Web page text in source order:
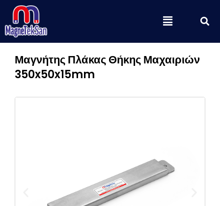
Μετάβαση
περιεχόμενο
Menu
Μαγνήτης Πλάκας Θήκης Μαχαιριών
350x50x15mm